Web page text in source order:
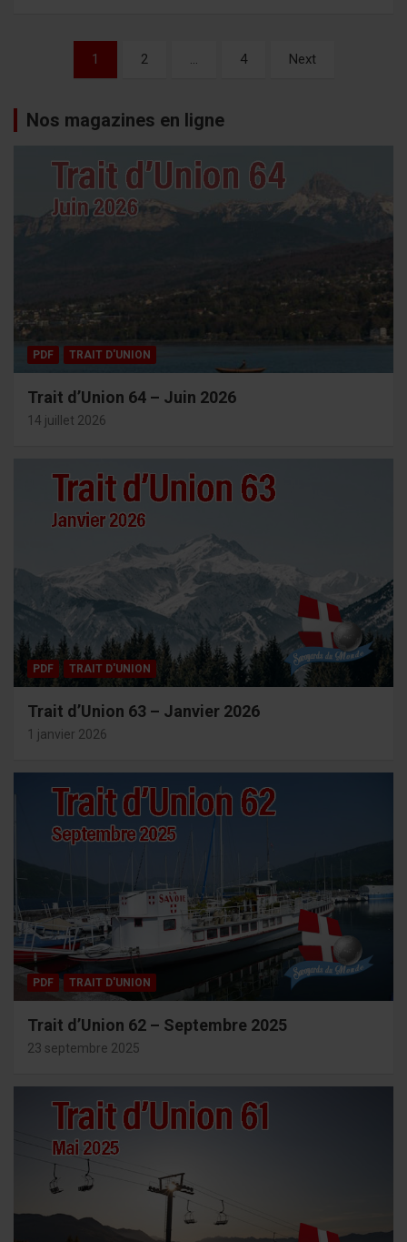
Pagination
publications
1 2 4 Next
Nos magazines en ligne
PDF TRAIT D'UNION
Trait d’Union 64 – Juin 2026
14 juillet 2026
PDF TRAIT D'UNION
Trait d’Union 63 – Janvier 2026
1 janvier 2026
PDF TRAIT D'UNION
Trait d’Union 62 – Septembre 2025
23 septembre 2025